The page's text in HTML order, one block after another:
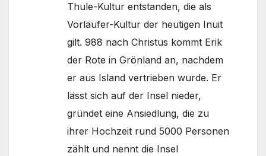
Thule-Kultur entstanden, die als
Vorläufer-Kultur der heutigen Inuit
gilt. 988 nach Christus kommt Erik
der Rote in Grönland an, nachdem
er aus Island vertrieben wurde. Er
lässt sich auf der Insel nieder,
gründet eine Ansiedlung, die zu
ihrer Hochzeit rund 5000 Personen
zählt und nennt die Insel